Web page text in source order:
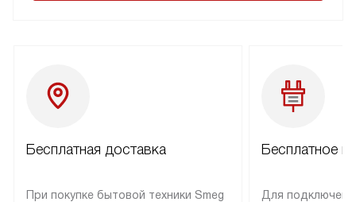
Бесплатная доставка
При покупке бытовой техники Smeg
Бесплатное
Для